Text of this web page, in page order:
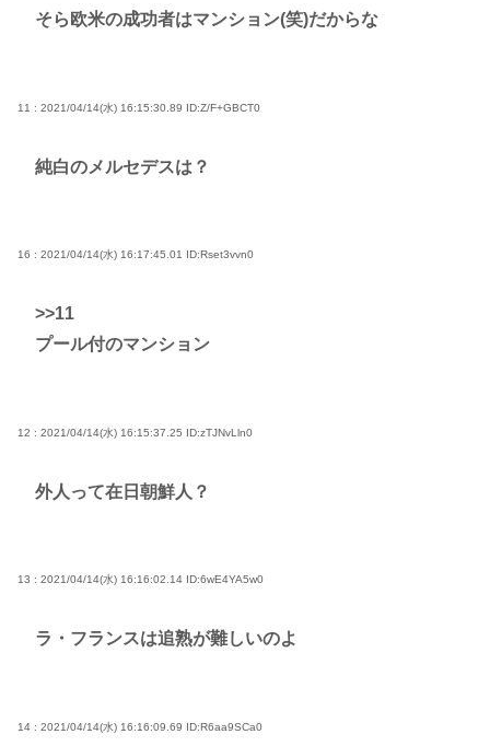
そら欧米の成功者はマンション(笑)だからな
11 : 2021/04/14(水) 16:15:30.89 ID:Z/F+GBCT0
純白のメルセデスは？
16 : 2021/04/14(水) 16:17:45.01 ID:Rset3vvn0
>>11
プール付のマンション
12 : 2021/04/14(水) 16:15:37.25 ID:zTJNvLln0
外人って在日朝鮮人？
13 : 2021/04/14(水) 16:16:02.14 ID:6wE4YA5w0
ラ・フランスは追熟が難しいのよ
14 : 2021/04/14(水) 16:16:09.69 ID:R6aa9SCa0